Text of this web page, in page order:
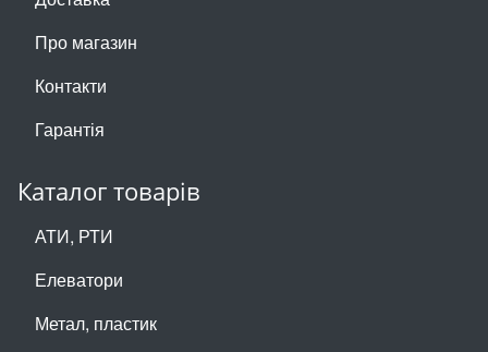
Про магазин
Контакти
Гарантія
Каталог товарів
АТИ, РТИ
Елеватори
Метал, пластик